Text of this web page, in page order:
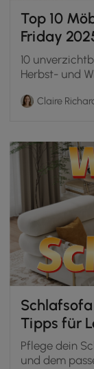
Top 10
Friday
nicht
10
Herbst- und
Claire
Tipps für
Pflege dein Schlafsofa richtig: Mit wenig Aufwand
und dem